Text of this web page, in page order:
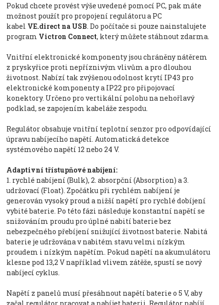
Pokud chcete provést výše uvedené pomocí PC, pak máte
možnost použít pro propojení regulátoru a PC
kabel VE.direct na USB. Do počítače si pouze nainstalujete
program Victron Connect, který můžete stáhnout zdarma.
Vnitřní elektronické komponenty jsou chráněny nátěrem
z pryskyřice proti nepříznivým vlivům a pro dlouhou
životnost. Nabízí tak zvýšenou odolnost krytí IP43 pro
elektronické komponenty a IP22 pro připojovací
konektory. Určeno pro vertikální polohu na nehořlavý
podklad, se zapojením kabeláže zespodu.
Regulátor obsahuje vnitřní teplotní senzor pro odpovídající
úpravu nabíjecího napětí. Automatická detekce
systémového napětí 12 nebo 24 V.
Adaptivní třístupňové nabíjení:
1. rychlé nabíjení (Bulk), 2. absorpční (Absorption) a 3.
udržovací (Float). Zpočátku při rychlém nabíjení je
generován vysoký proud a nižší napětí pro rychlé dobíjení
vybité baterie. Po této fázi následuje konstantní napětí se
snižováním proudu pro úplné nabití baterie bez
nebezpečného přebíjení snižující životnost baterie. Nabitá
baterie je udržována v nabitém stavu velmi nízkým
proudem i nízkým napětím. Pokud napětí na akumulátoru
klesne pod 13,2 V například vlivem zátěže, spustí se nový
nabíjecí cyklus.
Napětí z panelů musí přesáhnout napětí baterie o 5 V, aby